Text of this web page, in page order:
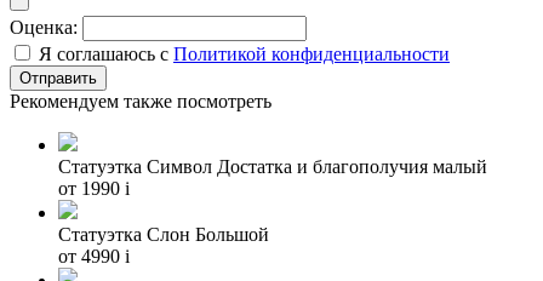
Оценка:
Я соглашаюсь с Политикой конфиденциальности
Рекомендуем также посмотреть
Статуэтка Символ Достатка и благополучия малый
от 1990 i
Статуэтка Слон Большой
от 4990 i